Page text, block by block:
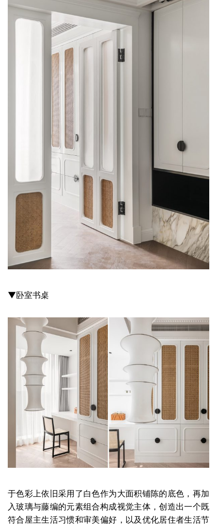
▼卧室书桌
于色彩上依旧采用了白色作为大面积铺陈的底色，再加
入玻璃与藤编的元素组合构成视觉主体，创造出一个既
符合屋主生活习惯和审美偏好，以及优化居住者生活节